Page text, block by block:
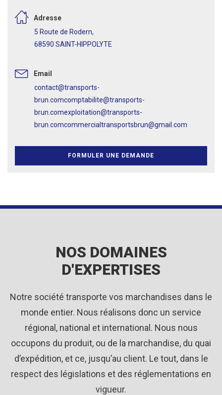
Adresse
5 Route de Rodern,
68590 SAINT-HIPPOLYTE
Email
contact@transports-
brun.comcomptabilite@transports-
brun.comexploitation@transports-
brun.comcommercialtransportsbrun@gmail.com
FORMULER UNE DEMANDE
NOS DOMAINES
D'EXPERTISES
Notre société transporte vos marchandises dans le
monde entier. Nous réalisons donc un service
régional, national et international. Nous nous
occupons du produit, ou de la marchandise, du quai
d’expédition, et ce, jusqu’au client. Le tout, dans le
respect des législations et des réglementations en
vigueur.